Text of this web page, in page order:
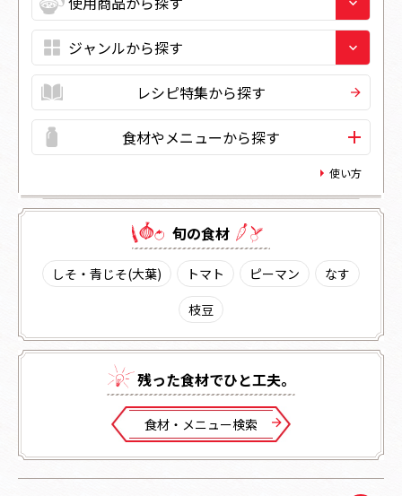
レシピ特集から探す
食材やメニューから探す
使い方
旬の⾷材
しそ・青じそ(大葉) トマト ピーマン
なす
枝豆
残った⾷材でひと⼯夫。
⾷材・メニュー検索